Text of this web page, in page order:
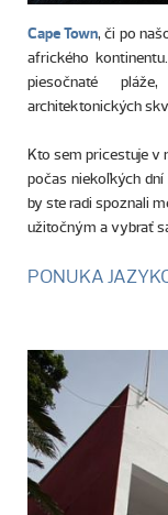
Cape Town, či po
afrického
piesočnaté
architektonických
Kto sem pricestuje v
počas niekoľkých
by ste radi spoznali
užitočným a vybrať
PONUKA